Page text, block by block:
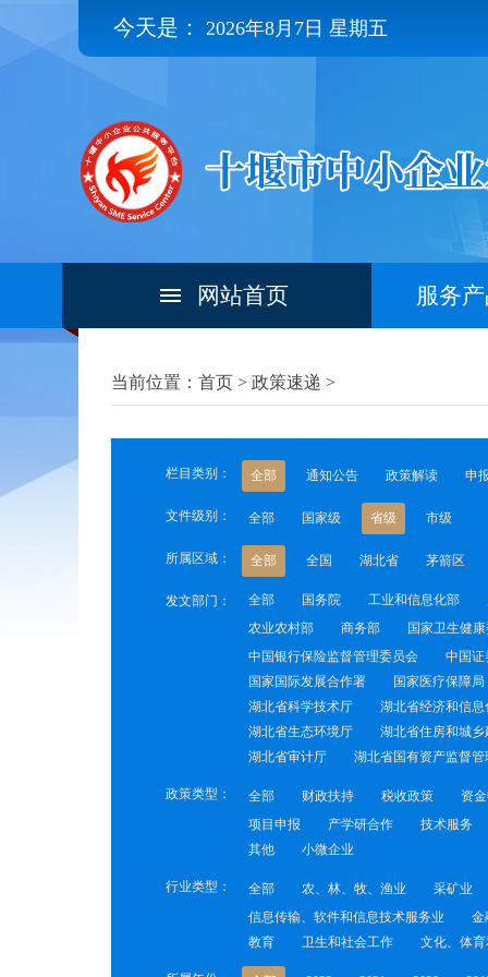
今天是： 2026年8月7日 星期五
网站首页 服务
当前位置：首页 > 政策速递 >
栏目类别： 全部 通知公告 政策解读 申
文件级别： 全部 国家级 省级 市级
所属区域： 全部 全国 湖北省 茅箭区
发文部门： 全部 国务院 工业和信息化部
农业农村部
商务部 国家卫生健
中国银行保险监督管理委员会
中国证
国家国际发展合作署
国家医疗保障局
湖北省科学技术厅
湖北省经济和信息
湖北省生态环境厅
湖北省住房和城乡
湖北省审计厅
湖北省国有资产监督管
政策类型： 全部 财政扶持 税收政策 资
项目申报
产学研合作 技术服务
其他
小微企业
行业类型： 全部 农、林、牧、渔业 采矿业
信息传输、软件和信息技术服务业
金
教育
卫生和社会工作 文化、体